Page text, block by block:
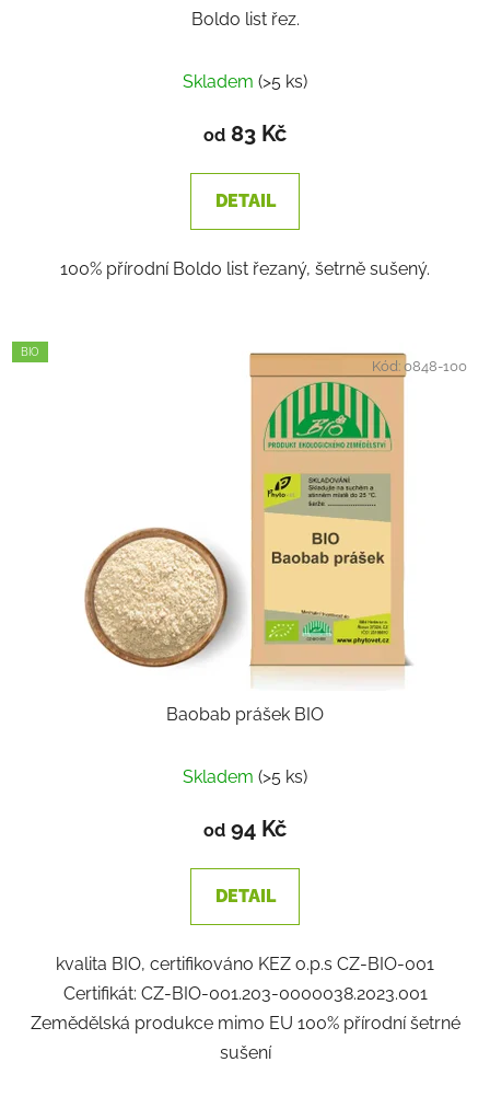
Boldo list řez.
Skladem (>5 ks)
od 83 Kč
DETAIL
100% přírodní Boldo list řezaný, šetrně sušený.
BIO
Baobab prášek BIO
Skladem (>5 ks)
od 94 Kč
DETAIL
kvalita BIO, certifikováno KEZ o.p.s CZ-BIO-001
Certifikát: CZ-BIO-001.203-0000038.2023.001
Zemědělská produkce mimo EU 100% přírodní šetrné
sušení
Kód:0848-100